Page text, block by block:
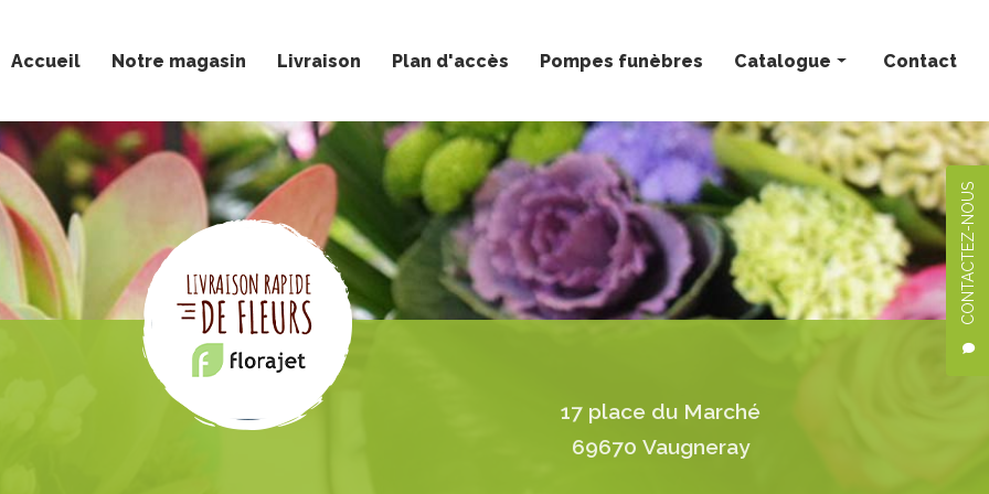
CONTACTEZ-NOUS
Accueil Notre magasin Livraison Plan d'accès Pompes funèbres Catalogue
Bouquets personnalisés
Compositions florales
Deuil
Mariage
Plantes
Contact
17 place du Marché
69670 Vaugneray